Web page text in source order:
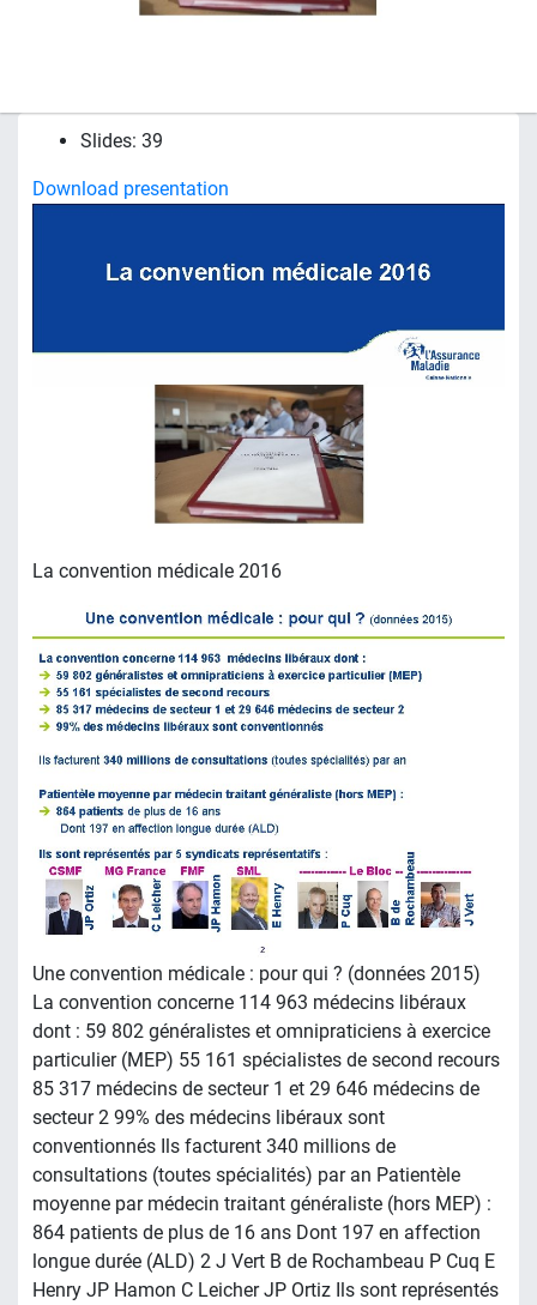
Slides: 39
Download presentation
La convention médicale 2016
Une convention médicale : pour qui ? (données 2015)
La convention concerne 114 963 médecins libéraux
dont : 59 802 généralistes et omnipraticiens à exercice
particulier (MEP) 55 161 spécialistes de second recours
85 317 médecins de secteur 1 et 29 646 médecins de
secteur 2 99% des médecins libéraux sont
conventionnés Ils facturent 340 millions de
consultations (toutes spécialités) par an Patientèle
moyenne par médecin traitant généraliste (hors MEP) :
864 patients de plus de 16 ans Dont 197 en affection
longue durée (ALD) 2 J Vert B de Rochambeau P Cuq E
Henry JP Hamon C Leicher JP Ortiz Ils sont représentés